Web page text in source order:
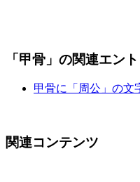
「甲骨」の関連エント
甲骨に「周公」の文
関連コンテンツ